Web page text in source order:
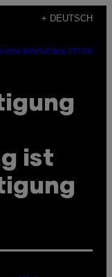
+ DEUTSCH
NEWSLETTER
ist